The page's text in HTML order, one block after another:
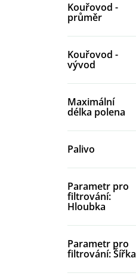
Kouřovod -
průměr
Kouřovod -
vývod
Maximální
délka polena
Palivo
Parametr pro
filtrování:
Hloubka
Parametr pro
filtrování: Šířka